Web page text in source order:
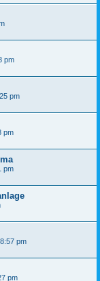
pm
pm
pm
pm
pm
pm